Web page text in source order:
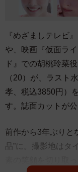
『めざましテレビ
や、映画『仮面ラ
ド』での胡桃玲菜
（20）が、ラスト
孝、税込3850円）
す。誌面カットが公
前作から3年ぶりと
品”に。撮影地はタ